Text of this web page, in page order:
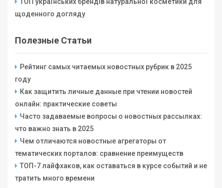
щоденного догляду
Полезные Статьи
Рейтинг самых читаемых новостных рубрик в 2025
году
Как защитить личные данные при чтении новостей
онлайн: практические советы
Часто задаваемые вопросы о новостных рассылках:
что важно знать в 2025
Чем отличаются новостные агрегаторы от
тематических порталов: сравнение преимуществ
ТОП-7 лайфхаков, как оставаться в курсе событий и не
тратить много времени